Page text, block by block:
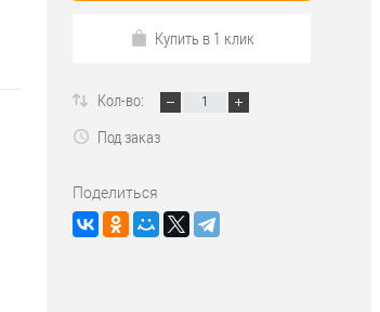
Купить в 1 клик
Кол-во:
Под заказ
Поделиться